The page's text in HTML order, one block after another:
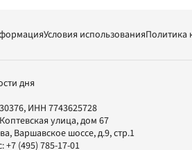
Условия использованияПолитика
дня
ИНН 7743625728
улица, дом 67
, Варшавское шоссе, д.9, стр.1
+7 (495) 785-17-01